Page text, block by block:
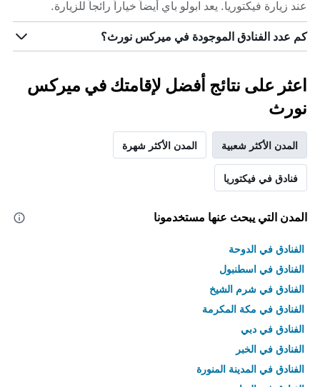
عند زيارة فيكتوريا. يعد ابولو باي أيضاً خياراً رائجاً للزيارة.
كم عدد الفنادق الموجودة في ميركس نورث؟
اعثر على نتائج أفضل لإقامتك في ميركس
نورث
المدن الأكثر شعبية المدن الأكثر شهرة
فنادق في فيكتوريا
المدن التي يبحث عنها مستخدمونا
الفنادق في الدوحة
الفنادق في اسطنبول
الفنادق في شرم الشيخ
الفنادق في مكة المكرمة
الفنادق في دبي
الفنادق في الخبر
الفنادق في المدينة المنورة